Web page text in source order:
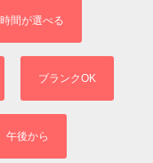
時間が選べる
ブランクOK
午後から